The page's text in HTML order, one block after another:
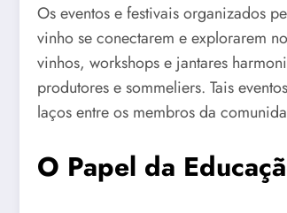
Os eventos e festivais organizados
vinho se conectarem e explorarem
vinhos, workshops e jantares
produtores e sommeliers. Tais
laços entre os membros da
O Papel da